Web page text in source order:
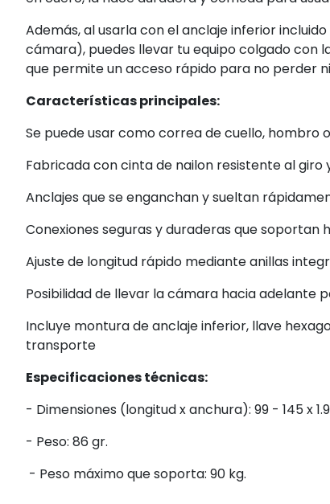
Además, al usarla con el anclaje inferior
cámara), puedes llevar tu equipo colgado con
que permite un acceso rápido para no perder
Características principales:
Se puede usar como correa de cuello, hombro
Fabricada con cinta de nailon resistente al giro
Anclajes que se enganchan y sueltan
Conexiones seguras y duraderas que soportan
Ajuste de longitud rápido mediante anillas
Posibilidad de llevar la cámara hacia adelante
Incluye montura de anclaje inferior, llave
transporte
Especificaciones técnicas:
- Dimensiones (longitud x anchura): 99 - 145 x
- Peso: 86 gr.
- Peso máximo que soporta: 90 kg.